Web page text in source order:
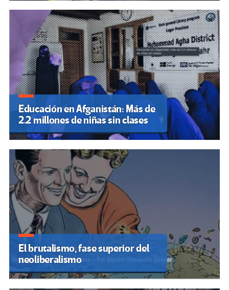
Educación en Afganistán: Más de
2.2 millones de niñas sin clases
El brutalismo, fase superior del
neoliberalismo